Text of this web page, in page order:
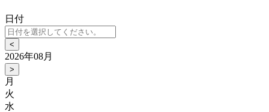
日付
<
2026年08月
>
月
火
水